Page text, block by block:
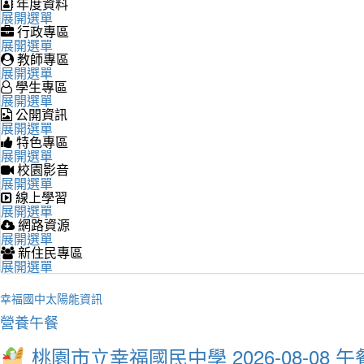
展開選單
行政專區
展開選單
教師專區
展開選單
學生專區
展開選單
公開資訊
展開選單
特色專區
展開選單
校園影音
展開選單
線上學習
展開選單
網路資源
展開選單
新住民專區
展開選單
幸福國中太陽能資訊
營養午餐
桃園市立幸福國民中學 2026-08-08 午